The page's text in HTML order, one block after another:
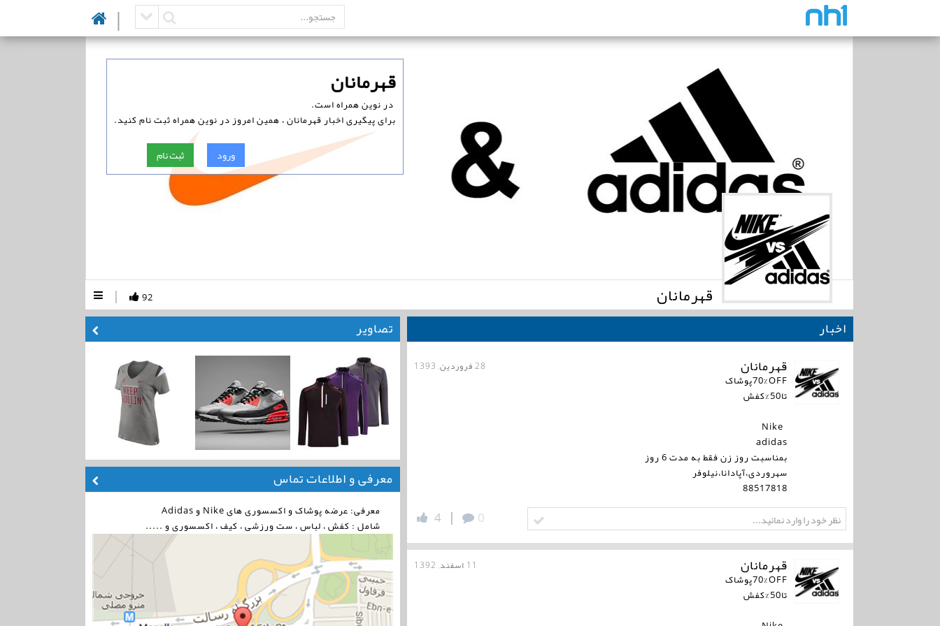
|
‏قهرمانان
‏ در نوین همراه است.
برای پیگیری اخبار قهرمانان ، همین امروز در نوین همراه ثبت نام کنید.
ورود ثبت نام
قهرمانان 92
|
اخبار
قهرمانان
28 فروردین, 1393
70%OFFپوشاک
تا50%کفش
adidas
بمناسبت روز زن فقط به مدت 6 روز
سهروردی،آپادانا،نیلوفر
88517818
0
|
4
قهرمانان 11 اسفند, 1392
70%OFFپوشاک
تا50%کفش
تصاویر
معرفی و اطلاعات تماس
معرفی: عرضه پوشاک و اکسسوری های Nike و Adidas
شامل : کفش ، لباس ، ست ورزشی ، کیف ، اکسسوری و .....